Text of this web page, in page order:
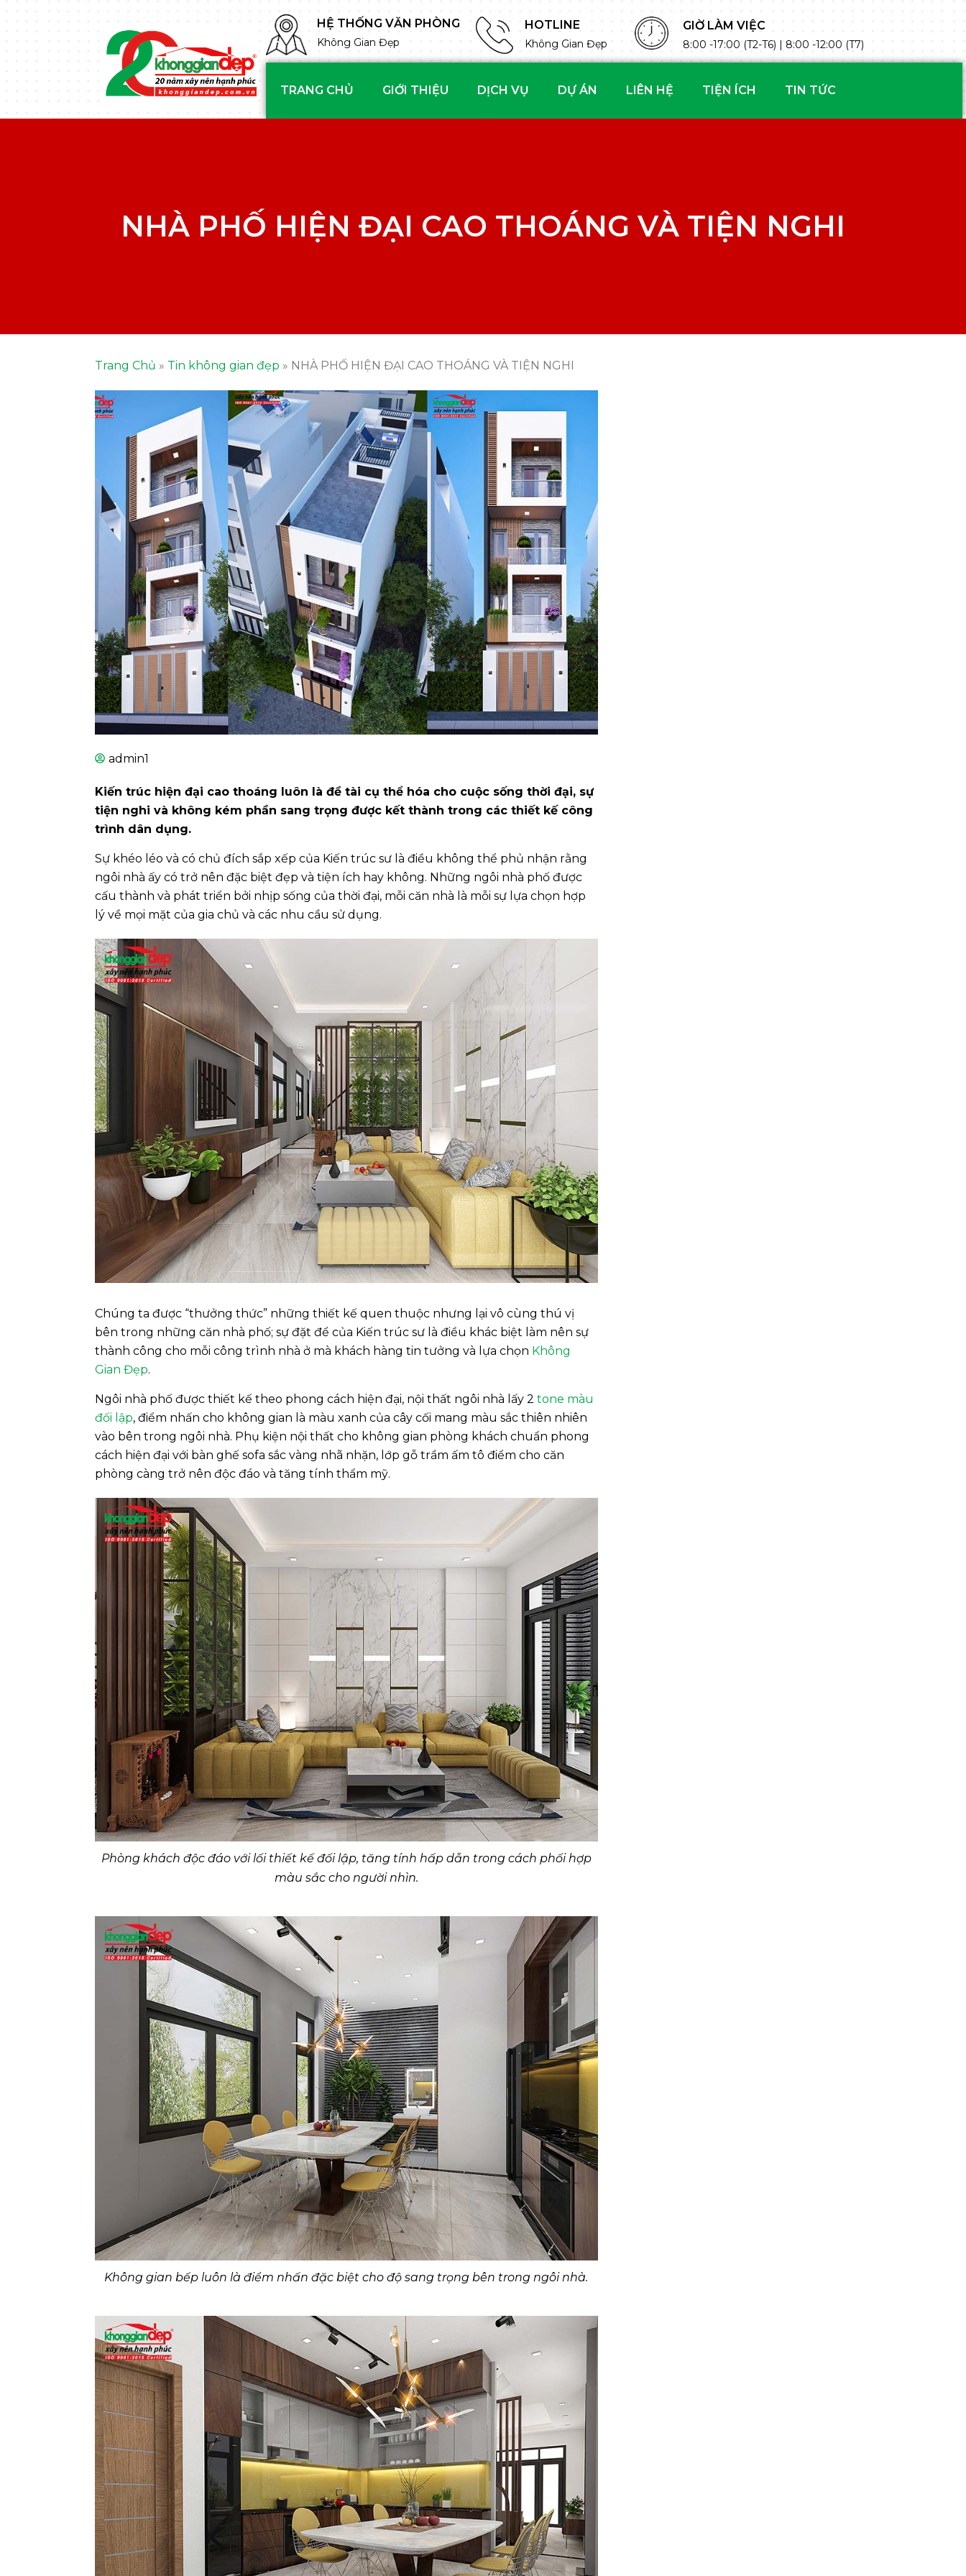
HỆ THỐNG VĂN PHÒNG
Không Gian Đẹp
HOTLINE
Không Gian Đẹp
GIỜ LÀM VIỆC
8:00 -17:00 (T2-T6) | 8:00 -12:00 (T7)
TRANG CHỦ GIỚI THIỆU DỊCH VỤ DỰ ÁN LIÊN HỆ TIỆN ÍCH TIN TỨC
NHÀ PHỐ HIỆN ĐẠI CAO THOÁNG VÀ TIỆN NGHI
Trang Chủ » Tin không gian đẹp » NHÀ PHỐ HIỆN ĐẠI CAO THOÁNG VÀ TIỆN NGHI
admin1
Kiến trúc hiện đại cao thoáng luôn là đề tài cụ thể hóa cho cuộc sống thời đại, sự
tiện nghi và không kém phần sang trọng được kết thành trong các thiết kế công
trình dân dụng.
Sự khéo léo và có chủ đích sắp xếp của Kiến trúc sư là điều không thể phủ nhận rằng
ngôi nhà ấy có trở nên đặc biệt đẹp và tiện ích hay không. Những ngôi nhà phố được
cấu thành và phát triển bởi nhịp sống của thời đại, mỗi căn nhà là mỗi sự lựa chọn hợp
lý về mọi mặt của gia chủ và các nhu cầu sử dụng.
Chúng ta được “thưởng thức” những thiết kế quen thuộc nhưng lại vô cùng thú vị
bên trong những căn nhà phố; sự đặt để của Kiến trúc sư là điều khác biệt làm nên sự
thành công cho mỗi công trình nhà ở mà khách hàng tin tưởng và lựa chọn Không
Gian Đẹp.
Ngôi nhà phố được thiết kế theo phong cách hiện đại, nội thất ngôi nhà lấy 2 tone màu
đối lập, điểm nhấn cho không gian là màu xanh của cây cối mang màu sắc thiên nhiên
vào bên trong ngôi nhà. Phụ kiện nội thất cho không gian phòng khách chuẩn phong
cách hiện đại với bàn ghế sofa sắc vàng nhã nhặn, lớp gỗ trầm ấm tô điểm cho căn
phòng càng trở nên độc đáo và tăng tính thẩm mỹ.
Phòng khách độc đáo với lối thiết kế đối lập, tăng tính hấp dẫn trong cách phối hợp
màu sắc cho người nhìn.
Không gian bếp luôn là điểm nhấn đặc biệt cho độ sang trọng bên trong ngôi nhà.